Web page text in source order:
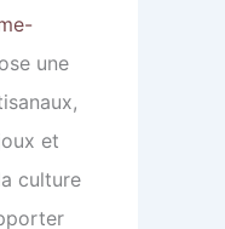
une
et
culture